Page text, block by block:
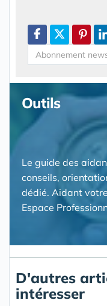
Outils
Le guide des
conseils,
dédié. Aidant
Espace
D'autres
intéresser